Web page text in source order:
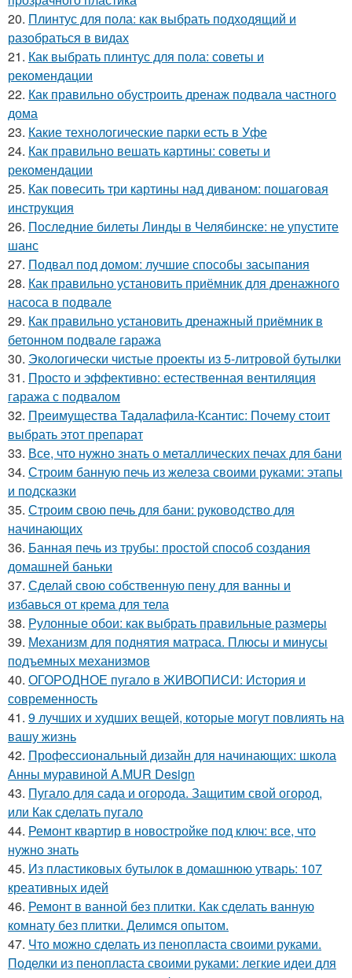
20. Плинтус для пола: как выбрать подходящий и
разобраться в видах
21. Как выбрать плинтус для пола: советы и
рекомендации
22. Как правильно обустроить дренаж подвала частного
дома
23. Какие технологические парки есть в Уфе
24. Как правильно вешать картины: советы и
рекомендации
25. Как повесить три картины над диваном: пошаговая
инструкция
26. Последние билеты Линды в Челябинске: не упустите
шанс
27. Подвал под домом: лучшие способы засыпания
28. Как правильно установить приёмник для дренажного
насоса в подвале
29. Как правильно установить дренажный приёмник в
бетонном подвале гаража
30. Экологически чистые проекты из 5-литровой бутылки
31. Просто и эффективно: естественная вентиляция
гаража с подвалом
32. Преимущества Тадалафила-Ксантис: Почему стоит
выбрать этот препарат
33. Все, что нужно знать о металлических печах для бани
34. Строим банную печь из железа своими руками: этапы
и подсказки
35. Строим свою печь для бани: руководство для
начинающих
36. Банная печь из трубы: простой способ создания
домашней баньки
37. Сделай свою собственную пену для ванны и
избавься от крема для тела
38. Рулонные обои: как выбрать правильные размеры
39. Механизм для поднятия матраса. Плюсы и минусы
подъемных механизмов
40. ОГОРОДНОЕ пугало в ЖИВОПИСИ: История и
современность
41. 9 лучших и худших вещей, которые могут повлиять на
вашу жизнь
42. Профессиональный дизайн для начинающих: школа
Анны муравиной A.MUR Design
43. Пугало для сада и огорода. Защитим свой огород,
или Как сделать пугало
44. Ремонт квартир в новостройке под ключ: все, что
нужно знать
45. Из пластиковых бутылок в домашнюю утварь: 107
креативных идей
46. Ремонт в ванной без плитки. Как сделать ванную
комнату без плитки. Делимся опытом.
47. Что можно сделать из пенопласта своими руками.
Поделки из пенопласта своими руками: легкие идеи для